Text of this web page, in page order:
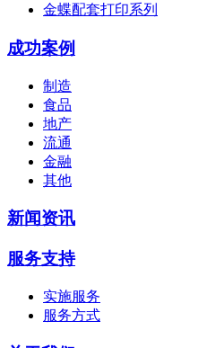
金蝶配套打印系列
成功案例
制造
食品
地产
流通
金融
其他
新闻资讯
服务支持
实施服务
服务方式